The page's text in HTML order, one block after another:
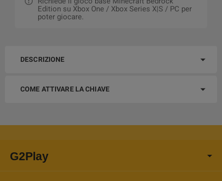
Edition su Xbox One / Xbox Series X|S / PC per
poter giocare.
DESCRIZIONE
COME ATTIVARE LA CHIAVE
G2Play